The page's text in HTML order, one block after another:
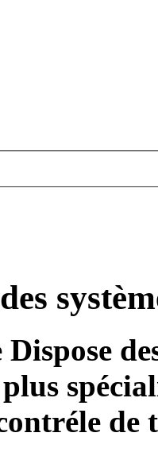
des
Dispose
de